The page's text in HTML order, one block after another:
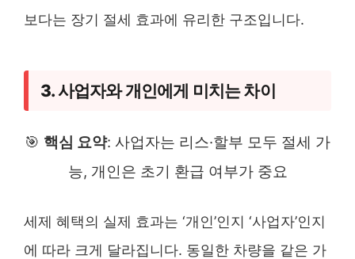
보다는 장기 절세 효과에 유리한 구조입니다.
3. 사업자와 개인에게 미치는 차이
🎯 핵심 요약: 사업자는 리스·할부 모두 절세 가
능, 개인은 초기 환급 여부가 중요
세제 혜택의 실제 효과는 ‘개인’인지 ‘사업자’인지
에 따라 크게 달라집니다. 동일한 차량을 같은 가